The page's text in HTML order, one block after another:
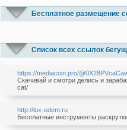
Бесплатное размещение
Список всех ссылок
https://mediacoin.pro/
Скачивай и смотри делись и
cat/
http://lux-edem.ru
Бесплатные инструменты